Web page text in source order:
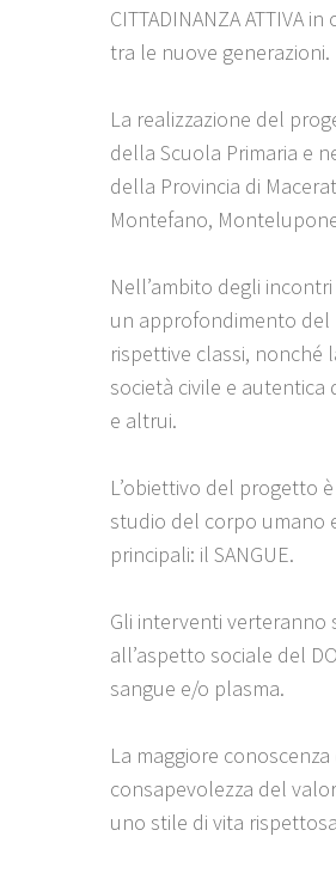
CITTADINANZA ATTIVA
tra le nuove generazioni.
La realizzazione del
della Scuola Primaria e
della Provincia di
Montefano,
Nell’ambito degli
un approfondimento del
rispettive classi, nonché
società civile e
e altrui.
L’obiettivo del progetto
studio del corpo umano
principali: il SANGUE.
Gli interventi
all’aspetto sociale del
sangue e/o plasma.
La maggiore
consapevolezza del
uno stile di vita